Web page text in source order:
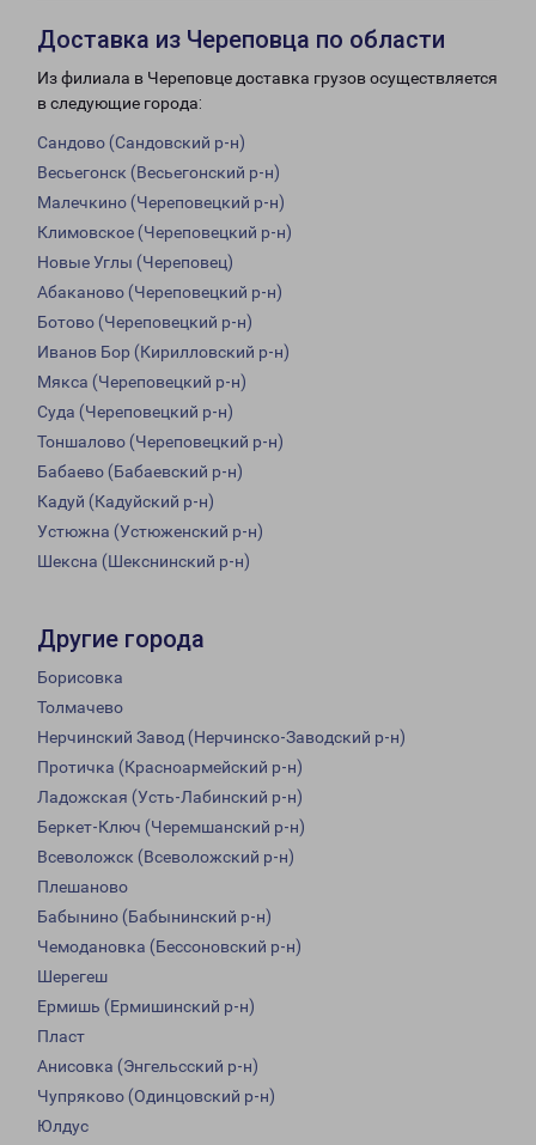
Доставка из Череповца по области
Из филиала в Череповце доставка грузов осуществляется
в следующие города:
Сандово (Сандовский р-н)
Весьегонск (Весьегонский р-н)
Малечкино (Череповецкий р-н)
Климовское (Череповецкий р-н)
Новые Углы (Череповец)
Абаканово (Череповецкий р-н)
Ботово (Череповецкий р-н)
Иванов Бор (Кирилловский р-н)
Мякса (Череповецкий р-н)
Суда (Череповецкий р-н)
Тоншалово (Череповецкий р-н)
Бабаево (Бабаевский р-н)
Кадуй (Кадуйский р-н)
Устюжна (Устюженский р-н)
Шексна (Шекснинский р-н)
Другие города
Борисовка
Толмачево
Нерчинский Завод (Нерчинско-Заводский р-н)
Протичка (Красноармейский р-н)
Ладожская (Усть-Лабинский р-н)
Беркет-Ключ (Черемшанский р-н)
Всеволожск (Всеволожский р-н)
Плешаново
Бабынино (Бабынинский р-н)
Чемодановка (Бессоновский р-н)
Шерегеш
Ермишь (Ермишинский р-н)
Пласт
Анисовка (Энгельсский р-н)
Чупряково (Одинцовский р-н)
Юлдус